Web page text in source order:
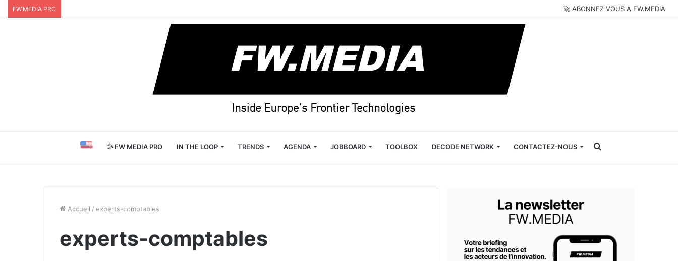
FW.MEDIA PRO 🚀 ABONNEZ VOUS A FW.MEDIA
FW MEDIA PRO IN THE LOOP TRENDS AGENDA JOBBOARD TOOLBOX DECODE NETWORK CONTACTEZ-NOUS Rechercher
Accueil / experts-comptables
experts-comptables